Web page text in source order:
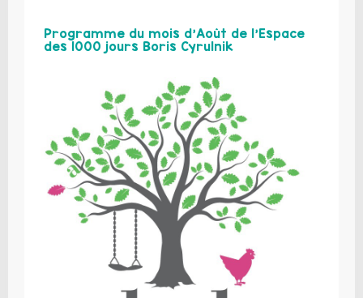
Programme du mois d’Août de l’Espace
des 1000 jours Boris Cyrulnik